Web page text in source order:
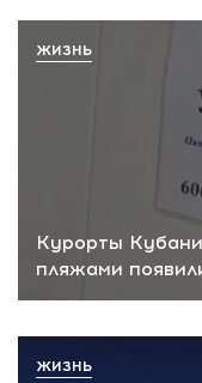
Курорты
пляжами
ЖИЗНЬ
ЖИЗНЬ